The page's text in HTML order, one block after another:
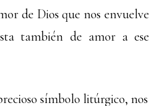
de Dios que nos envuelve
también de amor a ese
símbolo litúrgico, nos